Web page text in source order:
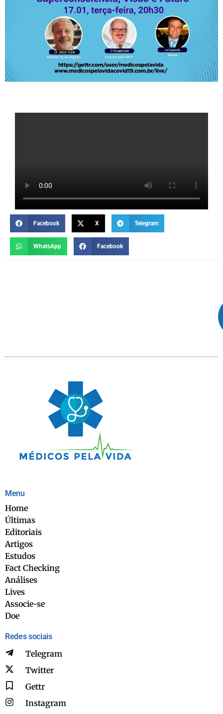
Facebook X Telegram
WhatsApp Facebook
Menu
Home
Últimas
Editoriais
Artigos
Estudos
Fact Checking
Análises
Lives
Associe-se
Doe
Redes sociais
Telegram
Twitter
Gettr
Instagram